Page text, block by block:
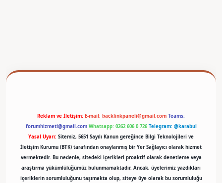
Reklam ve İletişim: E-mail: backlinkpaneli@gmail.com Teams:
forumhizmeti@gmail.com Whatsapp: 0262 606 0 726 Telegram: @karabul
Yasal Uyarı: Sitemiz, 5651 Sayılı Kanun gereğince Bilgi Teknolojileri ve
İletişim Kurumu (BTK) tarafından onaylanmış bir Yer Sağlayıcı olarak hizmet
vermektedir. Bu nedenle, sitedeki içerikleri proaktif olarak denetleme veya
araştırma yükümlülüğümüz bulunmamaktadır. Ancak, üyelerimiz yazdıkları
içeriklerin sorumluluğunu taşımakta olup, siteye üye olarak bu sorumluluğu